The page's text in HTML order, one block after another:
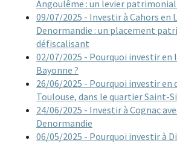
Angoulême : un levier
09/07/2025 - Investir à Cahors en
Denormandie : un placement
défiscalisant
02/07/2025 - Pourquoi investir en
Bayonne ?
26/06/2025 - Pourquoi investir en
Toulouse, dans le quartier Saint-
24/06/2025 - Investir à Cognac
Denormandie
06/05/2025 - Pourquoi investir à